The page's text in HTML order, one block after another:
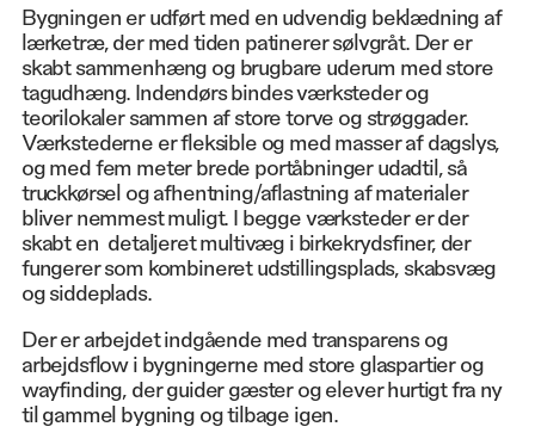
Bygningen er udført med en udvendig beklædning af
lærketræ, der med tiden patinerer sølvgråt. Der er
skabt sammenhæng og brugbare uderum med store
tagudhæng. Indendørs bindes værksteder og
teorilokaler sammen af store torve og strøggader.
Værkstederne er fleksible og med masser af dagslys,
og med fem meter brede portåbninger udadtil, så
truckkørsel og afhentning/aflastning af materialer
bliver nemmest muligt. I begge værksteder er der
skabt en detaljeret multivæg i birkekrydsfiner, der
fungerer som kombineret udstillingsplads, skabsvæg
og siddeplads.
Der er arbejdet indgående med transparens og
arbejdsflow i bygningerne med store glaspartier og
wayfinding, der guider gæster og elever hurtigt fra ny
til gammel bygning og tilbage igen.